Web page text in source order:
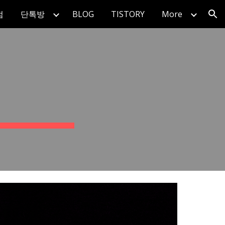
단톡방 BLOG TISTORY More